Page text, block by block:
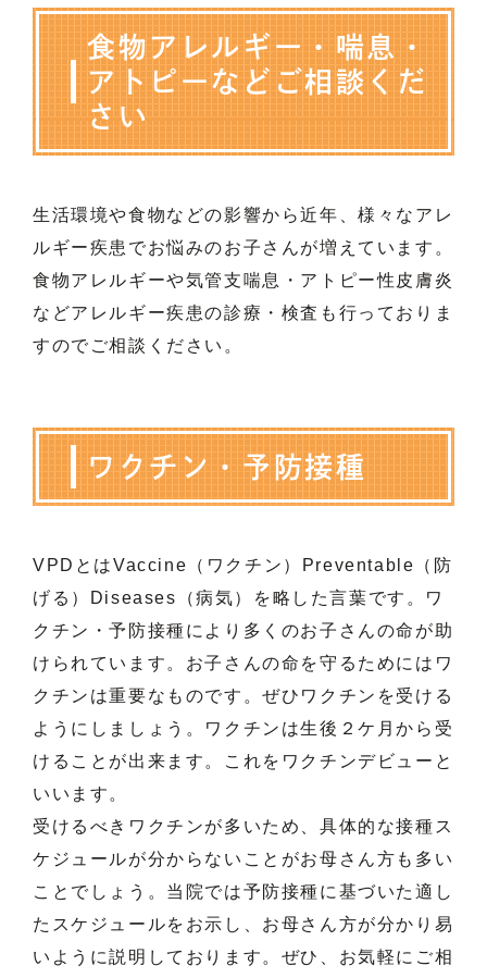
食物アレルギー・喘息・
アトピーなどご相談くだ
さい
生活環境や食物などの影響から近年、様々なアレ
ルギー疾患でお悩みのお子さんが増えています。
食物アレルギーや気管支喘息・アトピー性皮膚炎
などアレルギー疾患の診療・検査も行っておりま
すのでご相談ください。
ワクチン・予防接種
VPDとはVaccine（ワクチン）Preventable（防
げる）Diseases（病気）を略した言葉です。ワ
クチン・予防接種により多くのお子さんの命が助
けられています。お子さんの命を守るためにはワ
クチンは重要なものです。ぜひワクチンを受ける
ようにしましょう。ワクチンは生後２ケ月から受
けることが出来ます。これをワクチンデビューと
いいます。
受けるべきワクチンが多いため、具体的な接種ス
ケジュールが分からないことがお母さん方も多い
ことでしょう。当院では予防接種に基づいた適し
たスケジュールをお示し、お母さん方が分かり易
いように説明しております。ぜひ、お気軽にご相